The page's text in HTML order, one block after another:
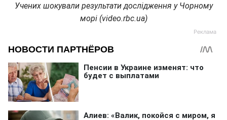
Учених шокували результати дослідження у Чорному
морі (video.rbc.ua)